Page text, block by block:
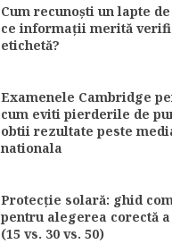
Cum recunoști un lapte
ce informații merită
etichetă?
Examenele Cambridge
cum eviti pierderile de
obtii rezultate peste
nationala
Protecție solară: ghid
pentru alegerea corectă
(15 vs. 30 vs. 50)